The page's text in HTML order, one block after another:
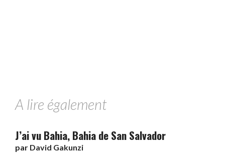
A lire également
J’ai vu Bahia, Bahia de San Salvador
par David Gakunzi